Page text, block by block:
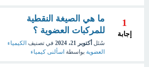
1
إجابة
ما هي الصيغة النقطية
للمركبات العضوية ؟
سُئل أكتوبر 21، 2024 في تصنيف الكيمياء
العضوية بواسطة اسألنى كيمياء